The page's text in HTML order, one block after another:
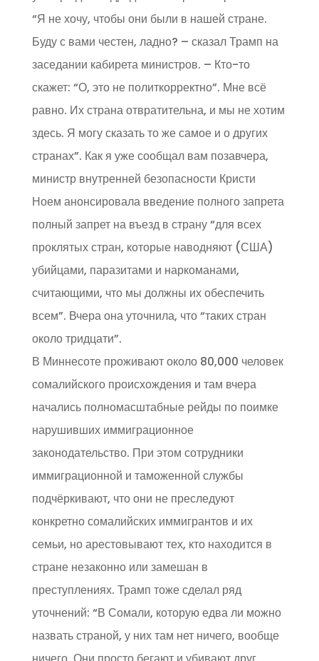
“Я не хочу, чтобы они были в нашей стране.
Буду с вами честен, ладно? – сказал Трамп на
заседании кабирета министров. – Кто-то
скажет: “О, это не политкорректно”. Мне всё
равно. Их страна отвратительна, и мы не хотим
здесь. Я могу сказать то же самое и о других
странах”. Как я уже сообщал вам позавчера,
министр внутренней безопасности Кристи
Ноем анонсировала введение полного запрета
полный запрет на въезд в страну “для всех
проклятых стран, которые наводняют (США)
убийцами, паразитами и наркоманами,
считающими, что мы должны их обеспечить
всем”. Вчера она уточнила, что “таких стран
около тридцати”.
В Миннесоте проживают около 80,000 человек
сомалийского происхождения и там вчера
начались полномасштабные рейды по поимке
нарушивших иммиграционное
законодательство. При этом сотрудники
иммиграционной и таможенной службы
подчёркивают, что они не преследуют
конкретно сомалийских иммигрантов и их
семьи, но арестовывают тех, кто находится в
стране незаконно или замешан в
преступлениях. Трамп тоже сделал ряд
уточнений: “В Сомали, которую едва ли можно
назвать страной, у них там нет ничего, вообще